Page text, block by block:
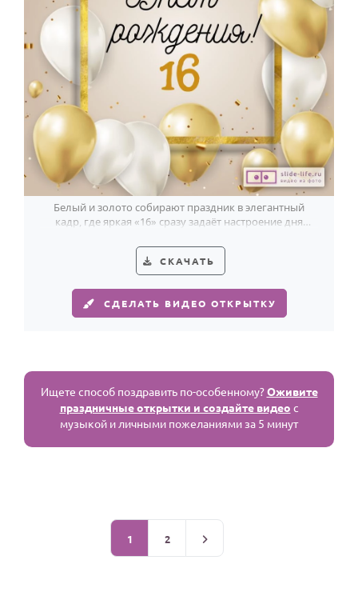
Белый и золото собирают праздник в элегантный
кадр, где яркая «16» сразу задаёт настроение дня
СКАЧАТЬ
СДЕЛАТЬ ВИДЕО ОТКРЫТКУ
Ищете способ поздравить по-особенному?Оживите
праздничные открытки и создайте видео с
музыкой и личными пожеланиями за 5 минут
1 2